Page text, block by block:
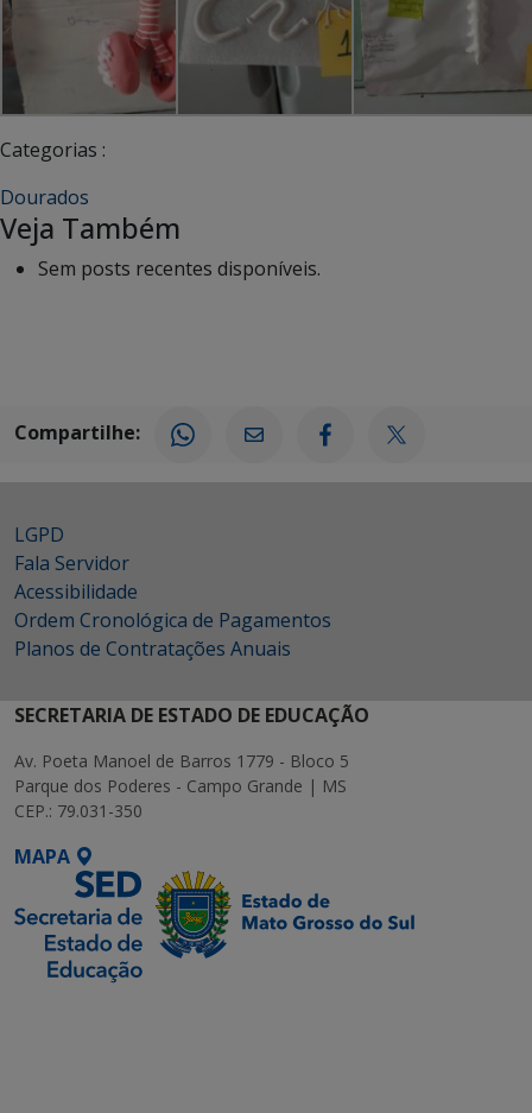
Categorias :
Dourados
Veja Também
Sem posts recentes disponíveis.
Compartilhe:
LGPD
Fala Servidor
Acessibilidade
Ordem Cronológica de Pagamentos
Planos de Contratações Anuais
SECRETARIA DE ESTADO DE EDUCAÇÃO
Av. Poeta Manoel de Barros 1779 - Bloco 5
Parque dos Poderes - Campo Grande | MS
CEP.: 79.031-350
MAPA